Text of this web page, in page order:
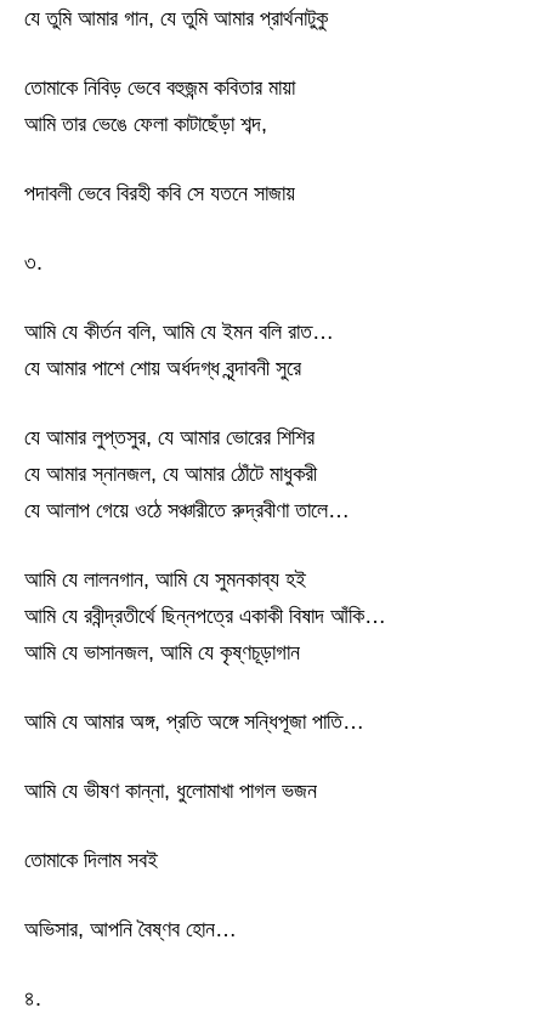
যে তুমি আমার গান, যে তুমি আমার প্রার্থনাটুকু
তোমাকে নিবিড় ভেবে বহুজন্ম কবিতার মায়া
আমি তার ভেঙে ফেলা কাটাছেঁড়া শব্দ,
পদাবলী ভেবে বিরহী কবি সে যতনে সাজায়
৩.
আমি যে কীর্তন বলি, আমি যে ইমন বলি রাত…
যে আমার পাশে শোয় অর্ধদগ্ধ বৃন্দাবনী সুরে
যে আমার লুপ্তসুর, যে আমার ভোরের শিশির
যে আমার স্নানজল, যে আমার ঠোঁটে মাধুকরী
যে আলাপ গেয়ে ওঠে সঞ্চারীতে রুদ্রবীণা তালে…
আমি যে লালনগান, আমি যে সুমনকাব্য হই
আমি যে রবীন্দ্রতীর্থে ছিন্নপত্রে একাকী বিষাদ আঁকি…
আমি যে ভাসানজল, আমি যে কৃষ্ণচূড়াগান
আমি যে আমার অঙ্গ, প্রতি অঙ্গে সন্ধিপূজা পাতি…
আমি যে ভীষণ কান্না, ধুলোমাখা পাগল ভজন
তোমাকে দিলাম সবই
অভিসার, আপনি বৈষ্ণব হোন…
৪.